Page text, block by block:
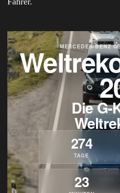
MERCEDES-BENZ
Die G-
274
TAGE
23